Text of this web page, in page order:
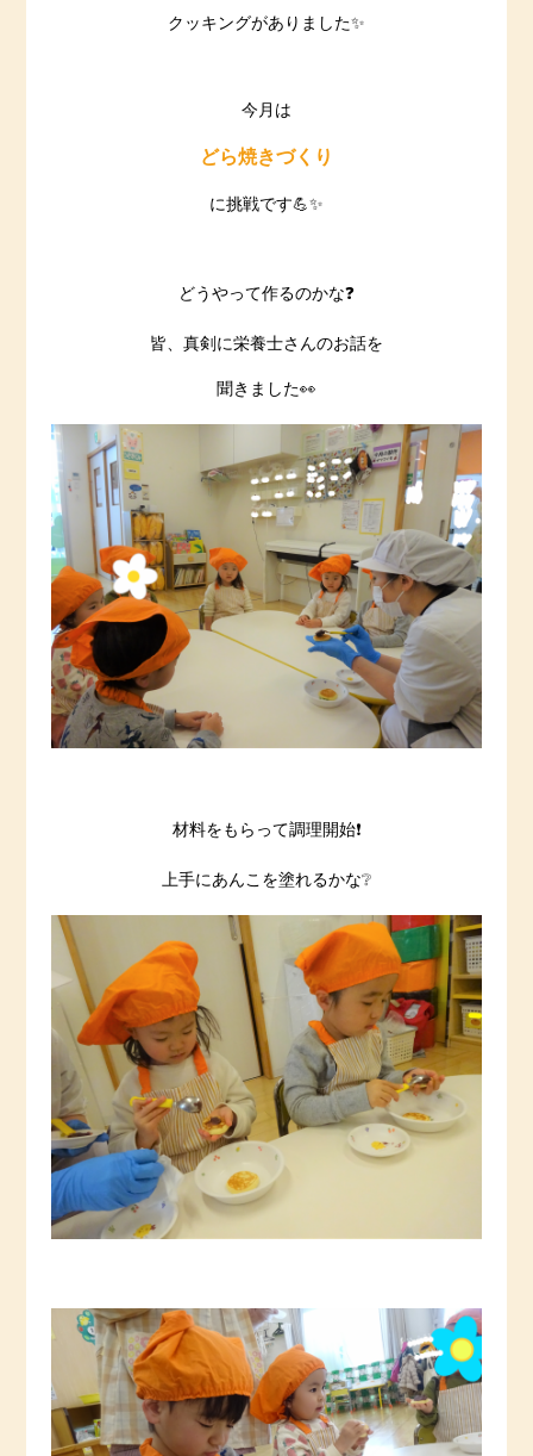
クッキングがありました✨
今月は
どら焼きづくり
に挑戦です💪✨
どうやって作るのかな❓
皆、真剣に栄養士さんのお話を
聞きました👀
材料をもらって調理開始❗️
上手にあんこを塗れるかな❔